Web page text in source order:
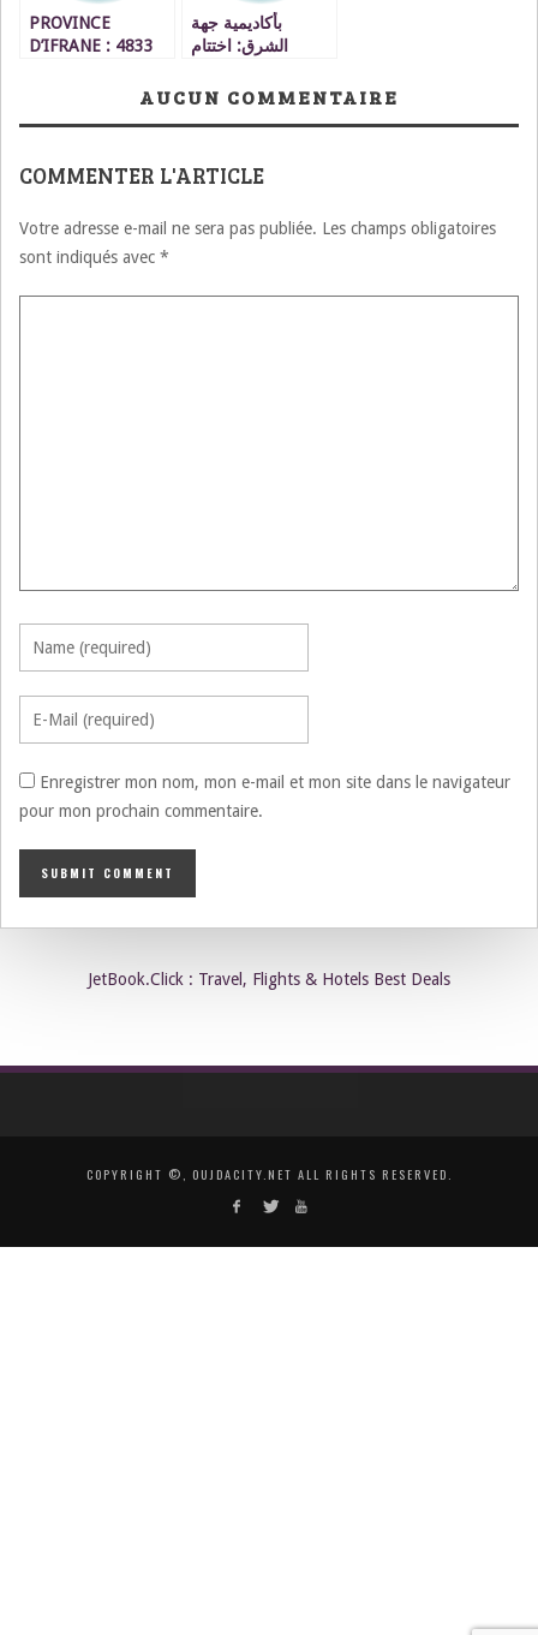
PROVINCE
D’IFRANE : 4833
PRESENTENT AUX
SESSION DE JUIN
بأكاديمية جهة
الشرق: اختتام
الثانية لفائدة الأساتذة
AUCUN COMMENTAIRE
COMMENTER L'ARTICLE
Votre adresse e-mail ne sera pas publiée. Les champs obligatoires
sont indiqués avec *
Enregistrer mon nom, mon e-mail et mon site dans le navigateur
pour mon prochain commentaire.
JetBook.Click : Travel, Flights & Hotels Best Deals
COPYRIGHT ©, OUJDACITY.NET ALL RIGHTS RESERVED.